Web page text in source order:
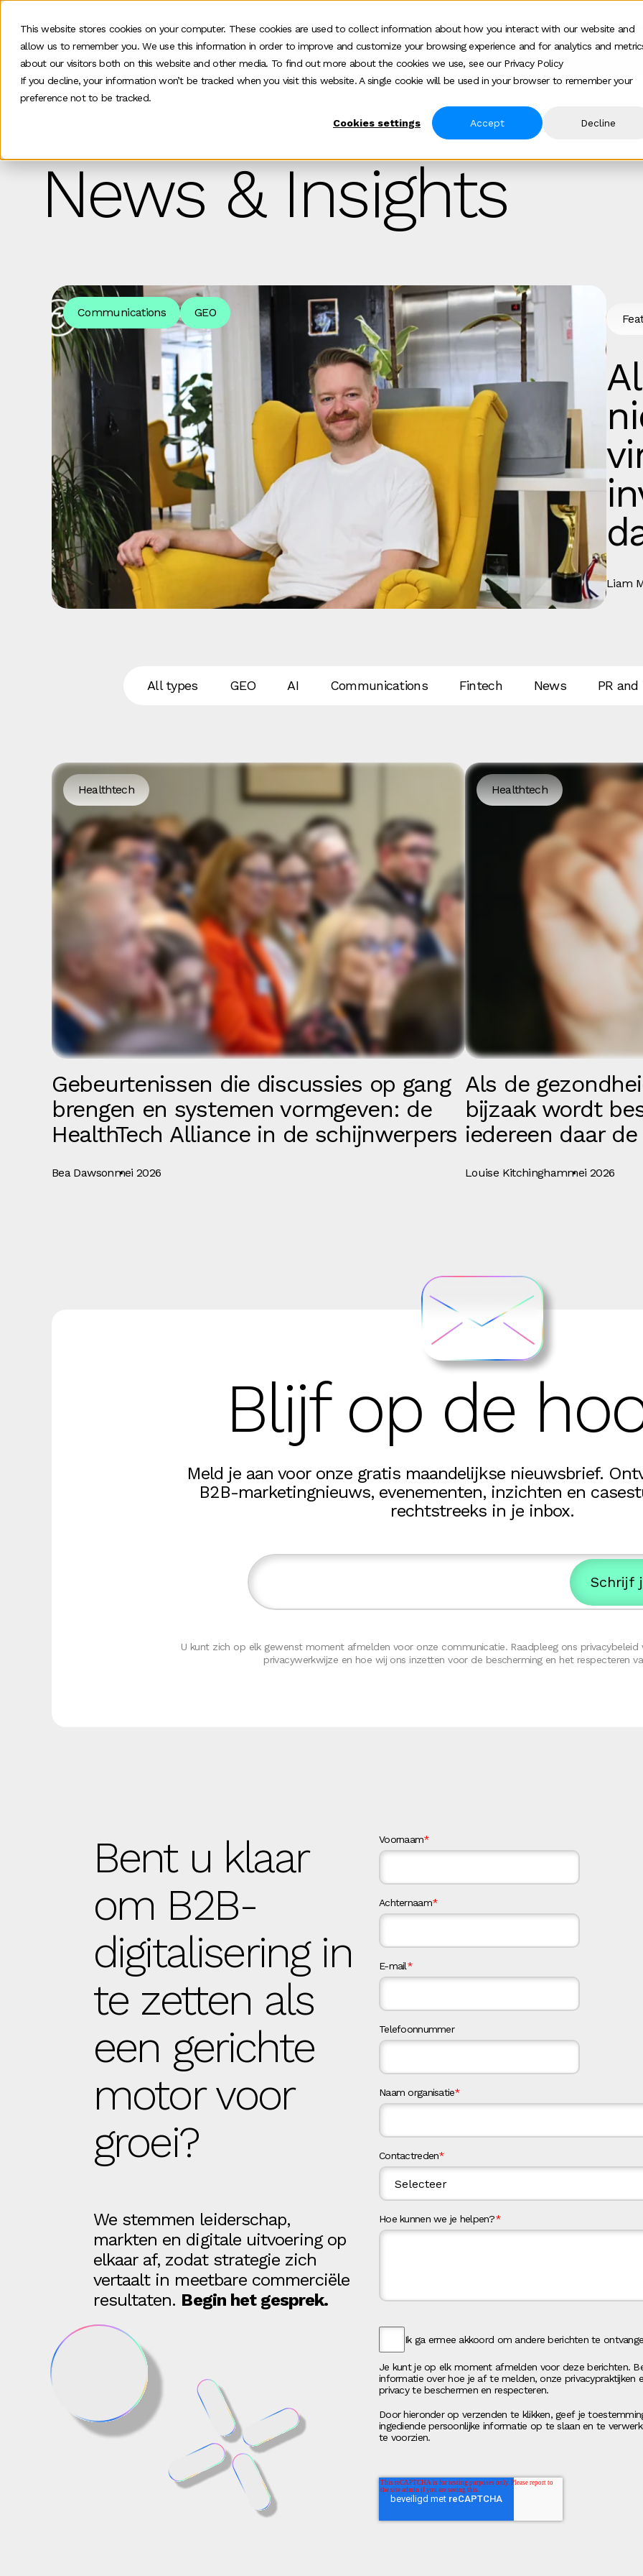
This website stores cookies on your computer. These cookies are used to collect information about how you interact with our website and
allow us to remember you. We use this information in order to improve and customize your browsing experience and for analytics and
about our visitors both on this website and other media. To find out more about the cookies we use, see our Privacy Policy
If you decline, your information won’t be tracked when you visit this website. A single cookie will be used in your browser to remember your
preference not to be tracked.
Cookies settings Accept Decline
Ons werk Wie wij helpen
Show submenu for Wie wij helpen
Hoe wij helpen
Show submenu
Over
News & Insights
Communications GEO
Liam
All types GEO AI Communications Fintech News PR
Healthtech
Gebeurtenissen die discussies op gang
brengen en systemen vormgeven: de
HealthTech Alliance in de schijnwerpers
Bea Dawsonmei 2026
Healthtech
Als de
bijzaak wordt
iedereen daar
Louise Kitchinghammei 2026
Blijf op de
Meld je aan voor onze gratis maandelijkse nieuwsbrief.
B2B-marketingnieuws, evenementen, inzichten en
rechtstreeks in je inbox.
U kunt zich op elk gewenst moment afmelden voor onze communicatie. Raadpleeg ons
privacywerkwijze en hoe wij ons inzetten voor de bescherming en het respecteren
Bent u klaar
om B2B-
digitalisering in
te zetten als
een gerichte
motor voor
groei?
We stemmen leiderschap,
markten en digitale uitvoering op
elkaar af, zodat strategie zich
vertaalt in meetbare commerciële
resultaten. Begin het gesprek.
Voornaam*
Achternaam*
E-mail*
Telefoonnummer
Naam organisatie*
Contactreden*
Hoe kunnen we je helpen?*
Ik ga ermee akkoord om andere berichten te
Je kunt je op elk moment afmelden voor deze berichten.
informatie over hoe je af te melden, onze privacypraktijken
privacy te beschermen en respecteren.
Door hieronder op verzenden te klikken, geef je
ingediende persoonlijke informatie op te slaan en te
te voorzien.